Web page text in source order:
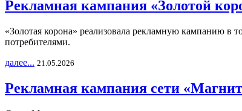
Рекламная кампания «Золотой
«Золотая корона» реализовала рекламную кампанию в
потребителями.
далее... 21.05.2026
Рекламная кампания сети